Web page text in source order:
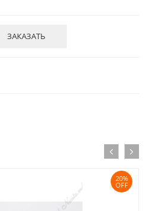
ЗАКАЗАТЬ
20%
OFF